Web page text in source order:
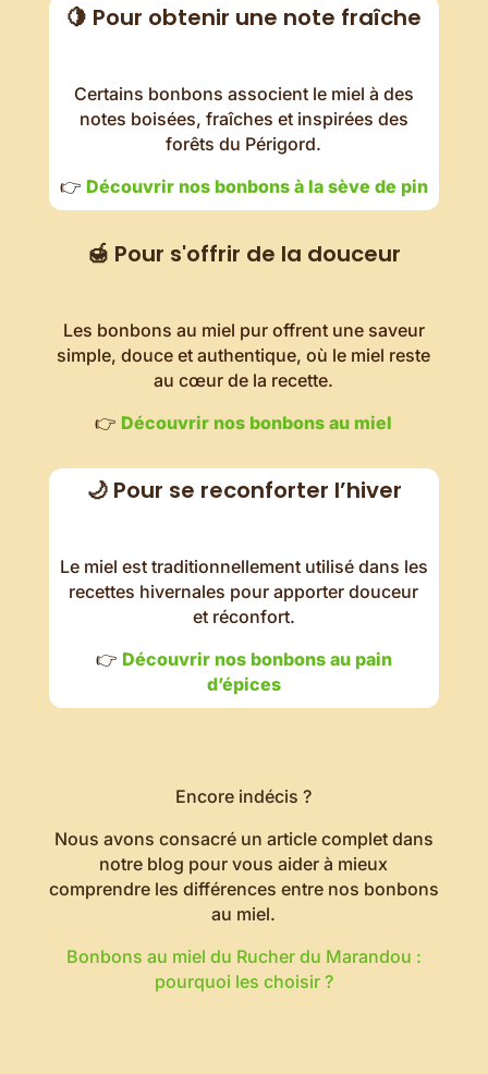
🍋 Pour obtenir une note fraîche
Certains bonbons associent le miel à des
notes boisées, fraîches et inspirées des
forêts du Périgord.
👉 Découvrir nos bonbons à la sève de pin
🍯 Pour s'offrir de la douceur
Les bonbons au miel pur offrent une saveur
simple, douce et authentique, où le miel reste
au cœur de la recette.
👉 Découvrir nos bonbons au miel
🌙 Pour se reconforter l’hiver
Le miel est traditionnellement utilisé dans les
recettes hivernales pour apporter douceur
et réconfort.
👉 Découvrir nos bonbons au pain
d’épices
Encore indécis ?
Nous avons consacré un article complet dans
notre blog pour vous aider à mieux
comprendre les différences entre nos bonbons
au miel.
Bonbons au miel du Rucher du Marandou :
pourquoi les choisir ?